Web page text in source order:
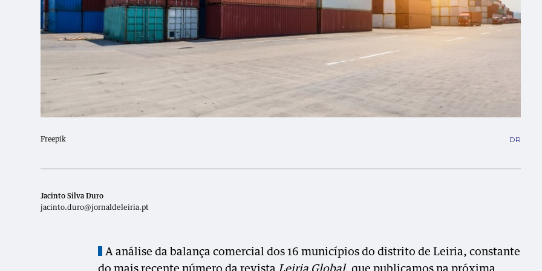
Freepik DR
Jacinto Silva Duro
jacinto.duro@jornaldeleiria.pt
A análise da balança comercial dos 16 municípios do distrito de Leiria, constante